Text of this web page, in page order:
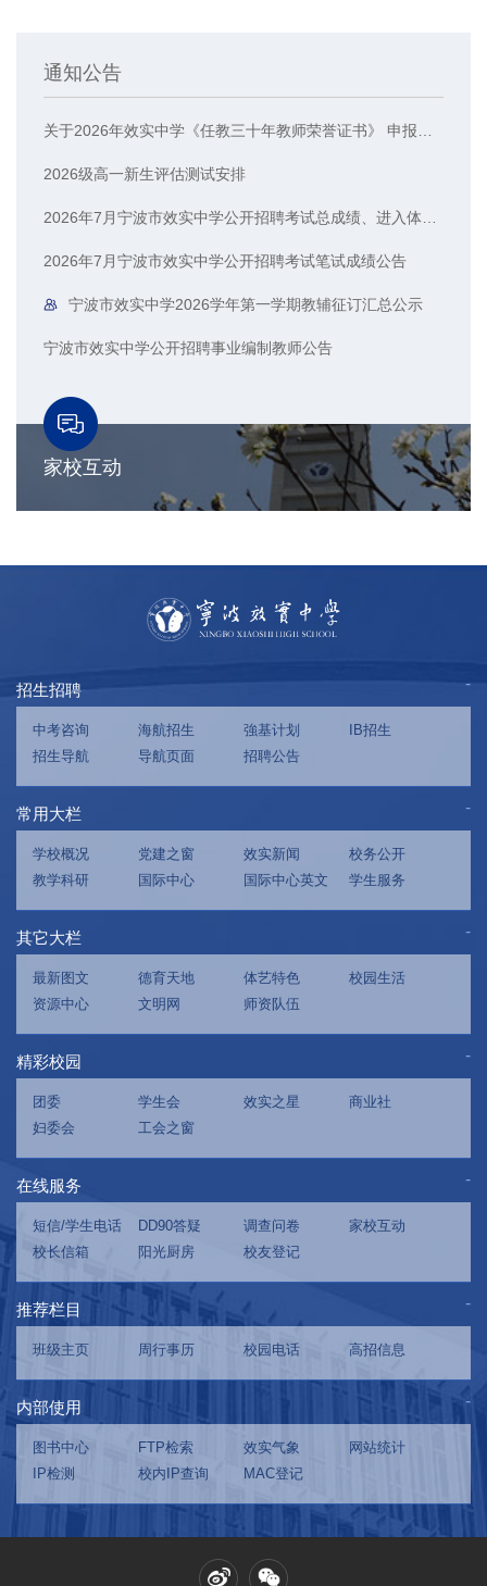
通知公告
关于2026年效实中学《任教三十年教师荣誉证书》 申报人员的公示
2026级高一新生评估测试安排
2026年7月宁波市效实中学公开招聘考试总成绩、进入体检人员名单公示
2026年7月宁波市效实中学公开招聘考试笔试成绩公告
宁波市效实中学2026学年第一学期教辅征订汇总公示
宁波市效实中学公开招聘事业编制教师公告
家校互动
招生招聘
中考咨询 海航招生 強基计划
IB招生
招生导航
导航页面 招聘公告
常用大栏
学校概况 党建之窗 效实新闻
校务公开
教学科研
国际中心 国际中心英文 学生服务
其它大栏
最新图文 德育天地 体艺特色
校园生活
资源中心
文明网 师资队伍
精彩校园
团委 学生会 效实之星
商业社
妇委会
工会之窗
在线服务
短信/学生电话 DD90答疑 调查问卷
家校互动
校长信箱
阳光厨房 校友登记
推荐栏目
班级主页 周行事历 校园电话 高招信息
内部使用
图书中心 FTP检索 效实气象
网站统计
IP检测
校内IP查询 MAC登记